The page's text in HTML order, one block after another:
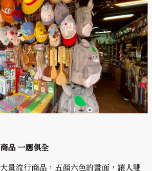
品 一應俱全
量流行商品，五顏六色的畫面，讓人雙